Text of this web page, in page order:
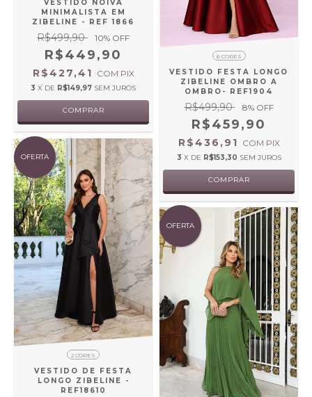
VESTIDO NOIVA
MINIMALISTA EM
ZIBELINE - REF 1866
R$499,90 10% OFF
R$449,90
R$427,41 COM PIX
3 X DE R$149,97 SEM JUROS
COMPRAR
6 CORES
VESTIDO FESTA LONGO
ZIBELINE OMBRO A
OMBRO- REF1904
R$499,90 8% OFF
R$459,90
R$436,91 COM PIX
3 X DE R$153,30 SEM JUROS
COMPRAR
OFERTA
2 CORES
VESTIDO DE FESTA
LONGO ZIBELINE -
REF18610
OFERTA